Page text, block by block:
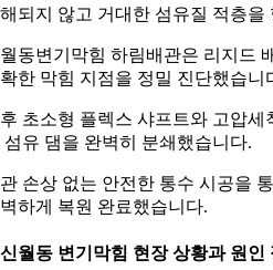
되지 않고 거대한 섬유질 적층을
동변기막힘 하림배관은 리지드
한 막힘 지점을 정밀 진단했습니
초소형 플렉스 샤프트와 고압
섬유 댐을 완벽히 분쇄했습니다.
손상 없는 안전한 통수 시공을
하게 복원 완료했습니다.
월동 변기막힘 현장 상황과 원인